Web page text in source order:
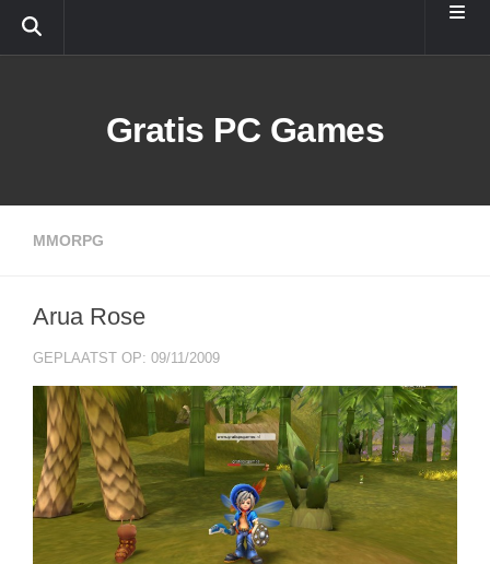
Doorgaan naar inhoud
Gratis PC Games
MMORPG
Arua Rose
GEPLAATST OP: 09/11/2009